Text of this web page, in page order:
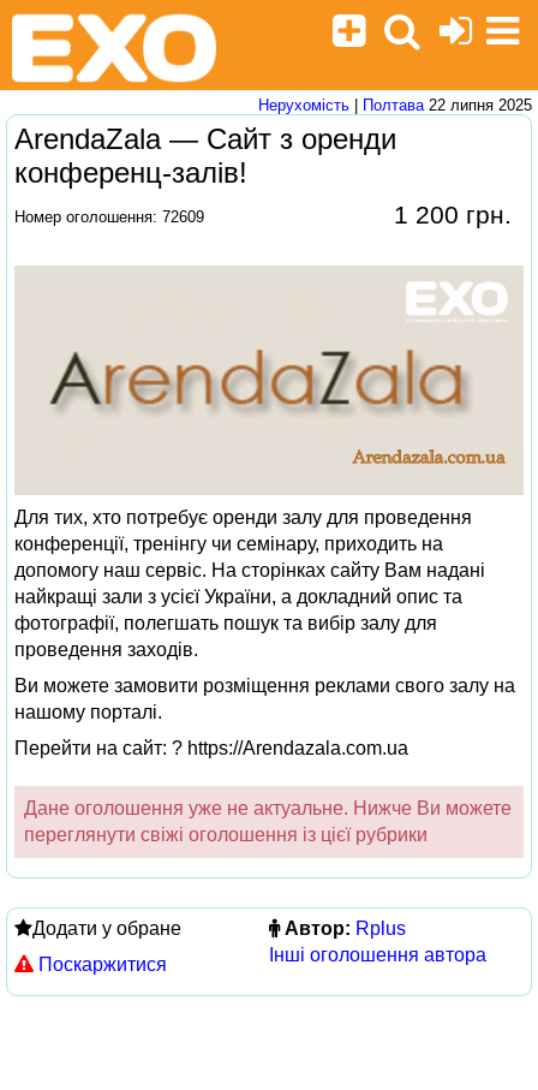
Нерухомість Полтава22 липня 2025
ArendaZala — Сайт з оренди
конференц-залів!
Номер оголошення: 72609 1 200 грн.
Для тих, хто потребує оренди залу для проведення
конференції, тренінгу чи семінару, приходить на
допомогу наш сервіс. На сторінках сайту Вам надані
найкращі зали з усієї України, а докладний опис та
фотографії, полегшать пошук та вибір залу для
проведення заходів.
Ви можете замовити розміщення реклами свого залу на
нашому порталі.
Перейти на сайт: ? https://Arendazala.com.ua
Дане оголошення уже не актуальне. Нижче Ви можете
переглянути свіжі оголошення із цієї рубрики
Додати у обране
Поскаржитися
Автор: Rplus
Інші оголошення автора